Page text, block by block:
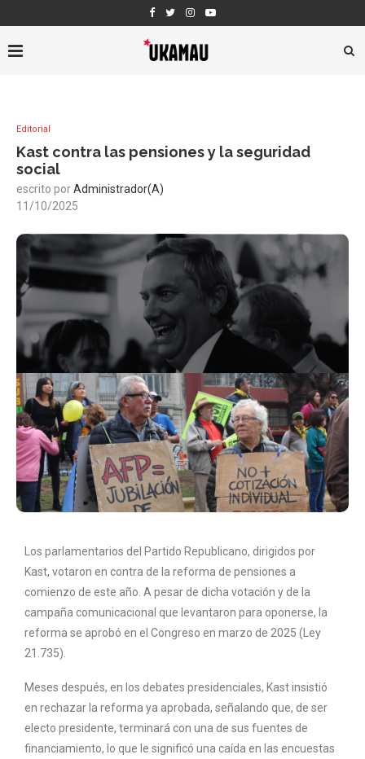
Editorial
Kast contra las pensiones y la seguridad
social
escrito porAdministrador(a)
11/10/2025
Los parlamentarios del Partido Republicano, dirigidos por
Kast, votaron en contra de la reforma de pensiones a
comienzo de este año. A pesar de dicha votación y de la
campaña comunicacional que levantaron para oponerse, la
reforma se aprobó en el Congreso en marzo de 2025 (Ley
21.735).
Meses después, en los debates presidenciales, Kast insistió
en rechazar la reforma ya aprobada, señalando que, de ser
electo presidente, terminará con una de sus fuentes de
financiamiento, lo que le significó una caída en las encuestas